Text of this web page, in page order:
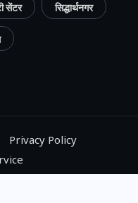
सेंटर सिद्धार्थनगर
Privacy Policy